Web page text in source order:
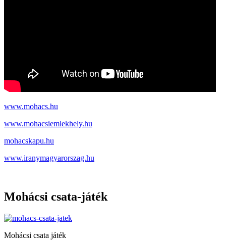
www.mohacs.hu
www.mohacsiemlekhely.hu
mohacskapu.hu
www.iranymagyarorszag.hu
Mohácsi csata-játék
Mohácsi csata játék